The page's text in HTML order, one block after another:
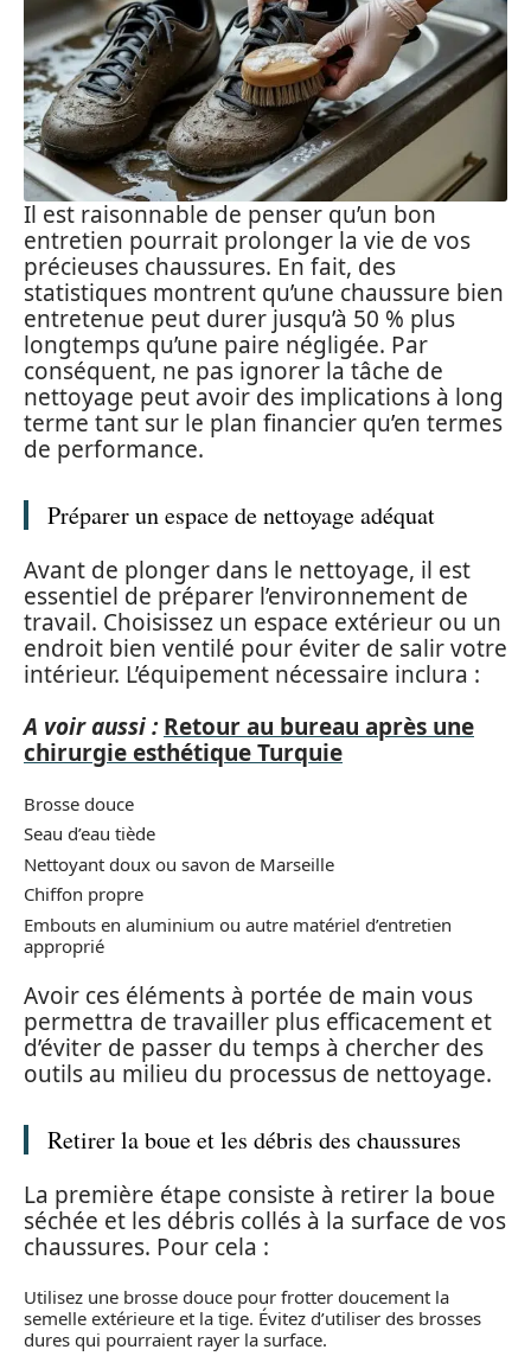
Il est raisonnable de penser qu’un bon
entretien pourrait prolonger la vie de vos
précieuses chaussures. En fait, des
statistiques montrent qu’une chaussure bien
entretenue peut durer jusqu’à 50 % plus
longtemps qu’une paire négligée. Par
conséquent, ne pas ignorer la tâche de
nettoyage peut avoir des implications à long
terme tant sur le plan financier qu’en termes
de performance.
Préparer un espace de nettoyage adéquat
Avant de plonger dans le nettoyage, il est
essentiel de préparer l’environnement de
travail. Choisissez un espace extérieur ou un
endroit bien ventilé pour éviter de salir votre
intérieur. L’équipement nécessaire inclura :
A voir aussi : Retour au bureau après une
chirurgie esthétique Turquie
Brosse douce
Seau d’eau tiède
Nettoyant doux ou savon de Marseille
Chiffon propre
Embouts en aluminium ou autre matériel d’entretien
approprié
Avoir ces éléments à portée de main vous
permettra de travailler plus efficacement et
d’éviter de passer du temps à chercher des
outils au milieu du processus de nettoyage.
Retirer la boue et les débris des chaussures
La première étape consiste à retirer la boue
séchée et les débris collés à la surface de vos
chaussures. Pour cela :
Utilisez une brosse douce pour frotter doucement la
semelle extérieure et la tige. Évitez d’utiliser des brosses
dures qui pourraient rayer la surface.